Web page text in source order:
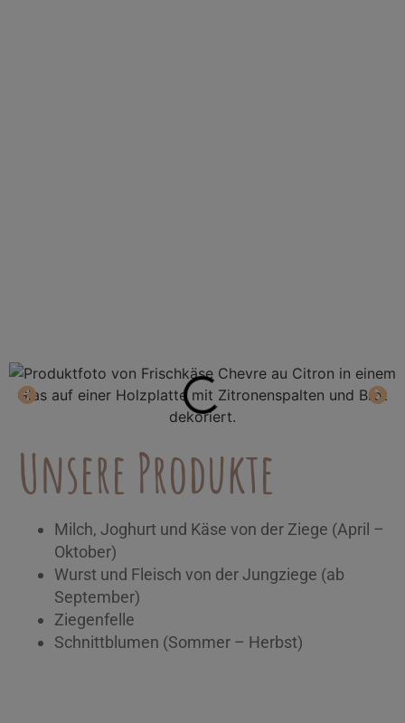
Unsere Produkte
Milch, Joghurt und Käse von der Ziege (April –
Oktober)
Wurst und Fleisch von der Jungziege (ab
September)
Ziegenfelle
Schnittblumen (Sommer – Herbst)